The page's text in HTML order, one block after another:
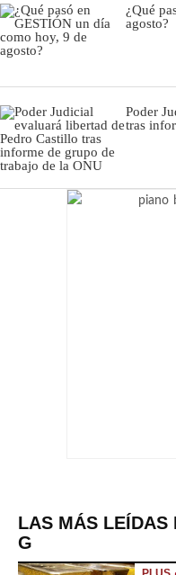
¿Qué
agosto?
Poder
tras
LAS MÁS LEÍDAS
G